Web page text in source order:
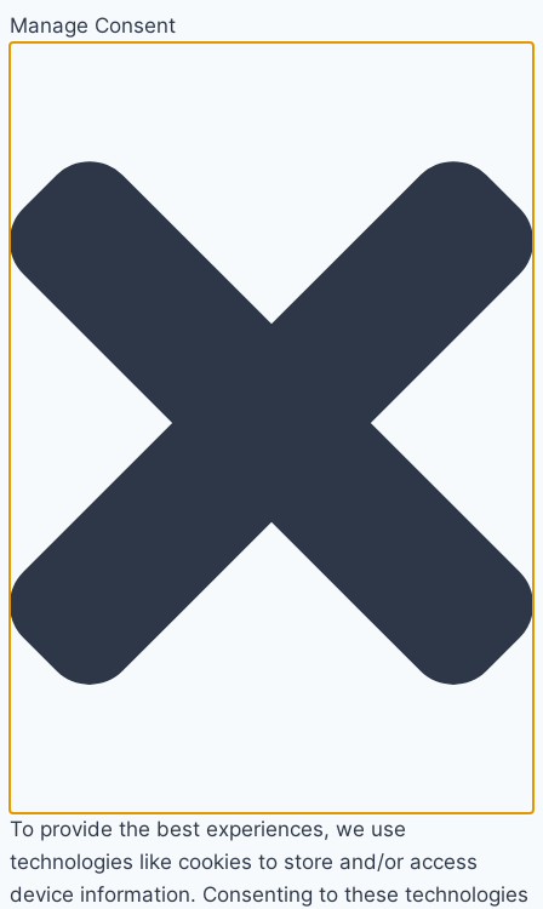
Manage Consent
To provide the best experiences, we use
technologies like cookies to store and/or access
device information. Consenting to these technologies